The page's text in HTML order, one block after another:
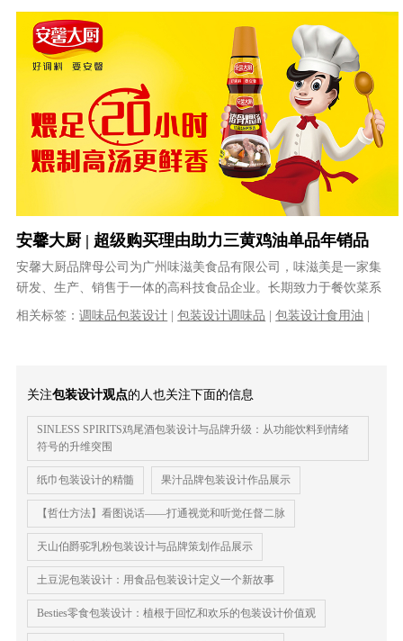
安馨大厨 | 超级购买理由助力三黄鸡油单品年销品
类全国冠军
安馨大厨品牌母公司为广州味滋美食品有限公司，味滋美是一家集
研发、生产、销售于一体的高科技食品企业。长期致力于餐饮菜系
的研究及餐饮行业的发展，为餐饮连锁......
相关标签：调味品包装设计 |包装设计调味品 |包装设计食用油
关注包装设计观点的人也关注下面的信息
SINLESS SPIRITS鸡尾酒包装设计与品牌升级：从功能饮料到情绪
符号的升维突围
纸巾包装设计的精髓 果汁品牌包装设计作品展示
【哲仕方法】看图说话——打通视觉和听觉任督二脉
天山伯爵驼乳粉包装设计与品牌策划作品展示
土豆泥包装设计：用食品包装设计定义一个新故事
Besties零食包装设计：植根于回忆和欢乐的包装设计价值观